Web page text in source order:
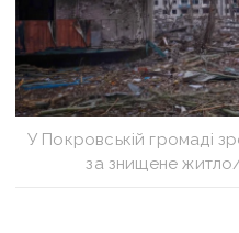
У Покровській громаді
за знищене